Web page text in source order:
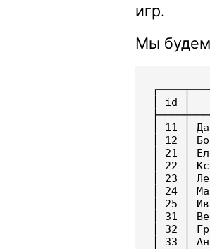
игр.
Мы будем
│ id │
│ 11 │
│ 12 │
│ 21 │
│ 22 │
│ 23 │
│ 24 │
│ 25 │
│ 31 │
│ 32 │
│ 33 │